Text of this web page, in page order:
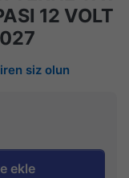
12 VOLT
siz olun
ekle